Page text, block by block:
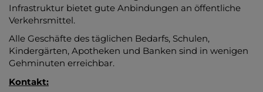
Infrastruktur bietet gute Anbindungen an öffentliche
Verkehrsmittel.
Alle Geschäfte des täglichen Bedarfs, Schulen,
Kindergärten, Apotheken und Banken sind in wenigen
Gehminuten erreichbar.
Kontakt: